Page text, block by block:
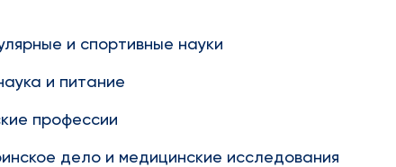
и спортивные науки
и питание
профессии
дело и медицинские исследования